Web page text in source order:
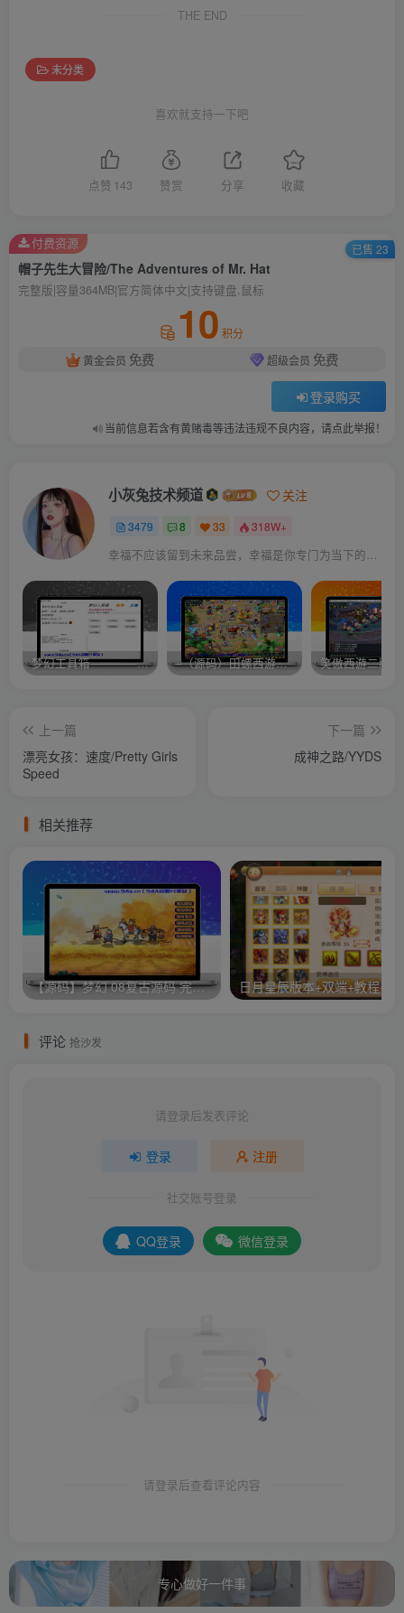
THE END
未分类
喜欢就支持一下吧
点赞 143 赞赏 分享 收藏
帽子先生大冒险/The Adventures of Mr. Hat
完整版|容量364MB|官方简体中文|支持键盘.鼠标
10 积分
黄金会员 免费 超级会员 免费
登录购买
当前信息若含有黄赌毒等违法违规不良内容，请点此举报！
付费资源 已售 23
小灰兔技术频道 关注
3479 8 33 318W+
幸福不应该留到未来品尝，幸福是你专门为当下的自己所准备的
梦幻工具箱————-免费 –（源码）田螺西游9.0 假人摆摊18门派飞升渡劫化圣助战最新BB谛听…. 笑傲西游二版-
上一篇
漂亮女孩：速度/Pretty Girls
Speed
下一篇
成神之路/YYDS
相关推荐
【源码】梦幻 08复古源码 完整客户端 服务端GGE源码
评论 抢沙发
请登录后发表评论
登录 注册
社交账号登录
QQ登录 微信登录
请登录后查看评论内容
专心做好一件事